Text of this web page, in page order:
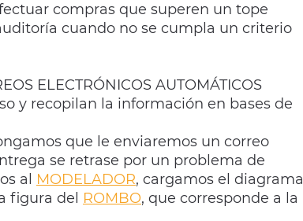
compras que superen un tope
cuando no se cumpla un criterio
ELECTRÓNICOS AUTOMÁTICOS
y recopilan la información en bases de
que le enviaremos un correo
se retrase por un problema de
al MODELADOR, cargamos el diagrama
figura del ROMBO, que corresponde a la